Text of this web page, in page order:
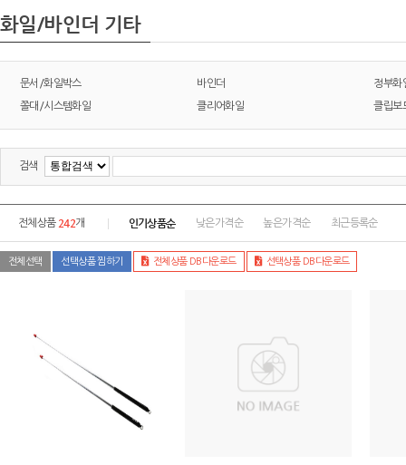
화일/바인더 기타
문서/화일박스 바인더 정부화
쫄대/시스템화일 클리어화일 클립보
검색
전체상품 242개 인기상품순 낮은가격순 높은가격순 최근등록순
전체선택 선택상품 찜하기 전체상품 DB다운로드 선택상품 DB다운로드